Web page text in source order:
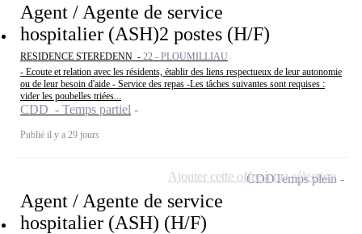
Agent / Agente de service
hospitalier (ASH)2 postes (H/F)
RESIDENCE STEREDENN - 22 - PLOUMILLIAU
- Ecoute et relation avec les résidents, établir des liens respectueux de leur autonomie
ou de leur besoin d'aide - Service des repas -Les tâches suivantes sont requises :
vider les poubelles triées...
CDD - Temps partiel
Publié il y a 29 jours
Agent / Agente de service
hospitalier (ASH) (H/F)
CDDTemps plein
Ajouter cette offre à ma sélection